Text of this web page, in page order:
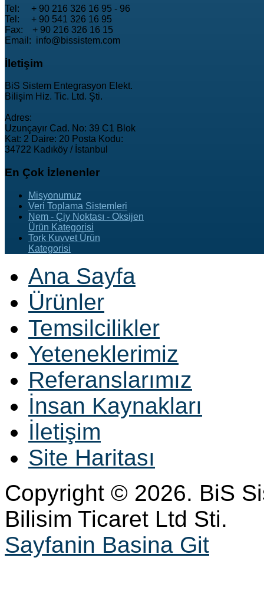
Tel: + 90 216 326 16 95 - 96
Tel: + 90 541 326 16 95
Fax: + 90 216 326 16 15
Email: info@bissistem.com
İletişim
BiS Sistem Entegrasyon Elekt.
Bilişim Hiz. Tic. Ltd. Şti.
Adres:
Uzunçayır Cad. No: 39 C1 Blok
Kat: 2 Daire: 20 Posta Kodu:
34722 Kadıköy / İstanbul
En Çok İzlenenler
Misyonumuz
Veri Toplama Sistemleri
Nem - Çiy Noktası - Oksijen
Ürün Kategorisi
Tork Kuvvet Ürün
Kategorisi
Ana Sayfa
Ürünler
Temsilcilikler
Yeteneklerimiz
Referanslarımız
İnsan Kaynakları
İletişim
Site Haritası
Copyright © 2026. BiS
Bilisim Ticaret Ltd Sti.
Sayfanin Basina Git